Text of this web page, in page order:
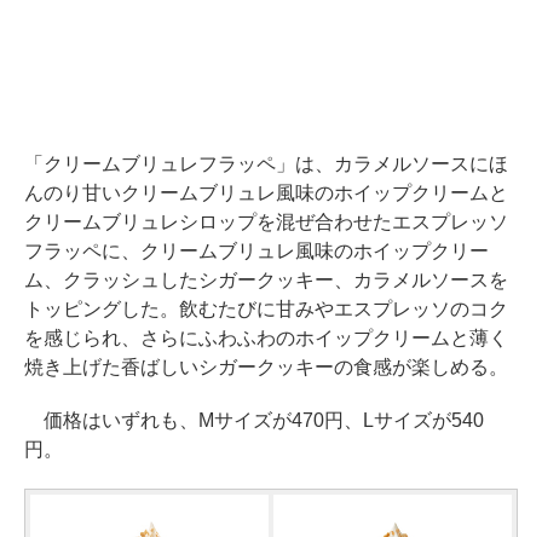
「クリームブリュレフラッペ」は、カラメルソースにほ
んのり甘いクリームブリュレ風味のホイップクリームと
クリームブリュレシロップを混ぜ合わせたエスプレッソ
フラッペに、クリームブリュレ風味のホイップクリー
ム、クラッシュしたシガークッキー、カラメルソースを
トッピングした。飲むたびに甘みやエスプレッソのコク
を感じられ、さらにふわふわのホイップクリームと薄く
焼き上げた香ばしいシガークッキーの食感が楽しめる。
価格はいずれも、Mサイズが470円、Lサイズが540
円。